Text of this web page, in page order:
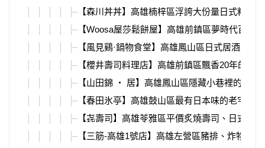
【森川丼丼】高雄楠梓區浮誇大份量日式料理
【Woosa屋莎鬆餅屋】高雄前鎮區夢時代百
【風見鷄·鍋物食堂】高雄鳳山區日式居酒屋
【櫻井壽司料理店】高雄前鎮區飄香20年的
【山田錦 ‧ 居】高雄鳳山區隱藏小巷裡的日
【春田氷亭】高雄鼓山區最有日本味的老宅冰
【㐂壽司】高雄苓雅區平價炙燒壽司、日式料
【三筋-高雄1號店】高雄左營區豬排、炸物專